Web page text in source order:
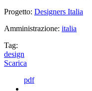
Progetto: Designers Italia
Amministrazione: italia
Tag:
design
Scarica
pdf